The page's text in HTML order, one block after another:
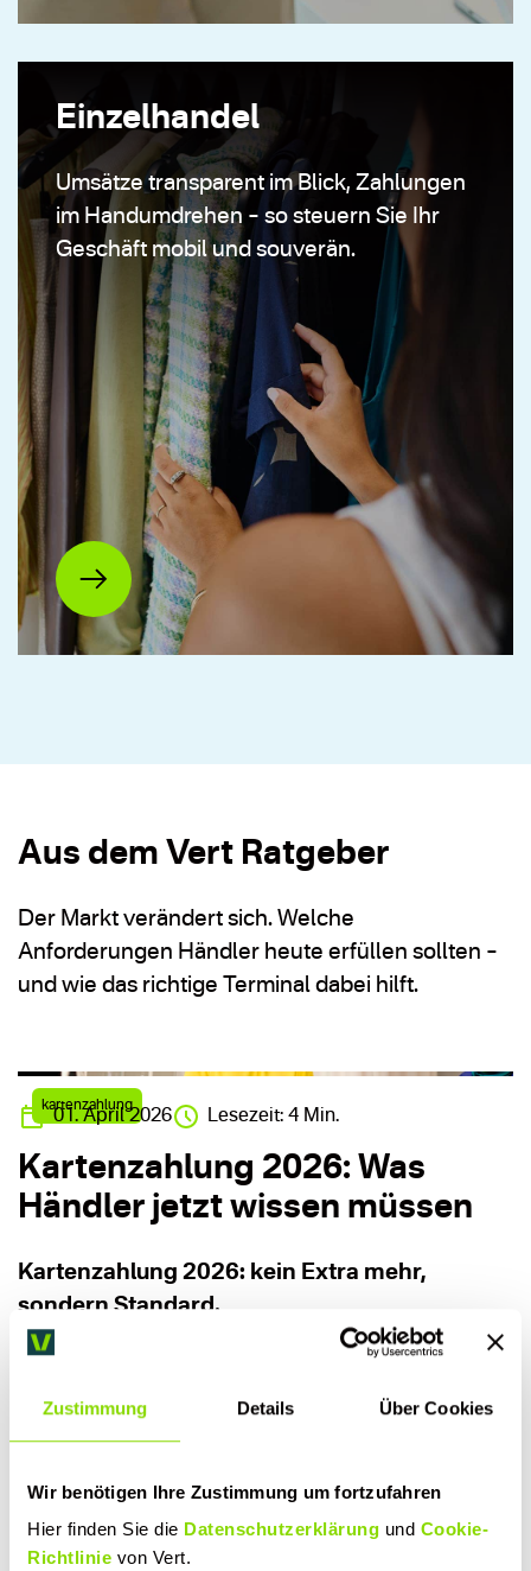
Zustimmung Details Über Cookies
Wir benötigen Ihre Zustimmung um fortzufahren
Hier finden Sie die Datenschutzerklärung und Cookie-
Richtlinie von Vert.
Einzelhandel
Umsätze transparent im Blick, Zahlungen
im Handumdrehen – so steuern Sie Ihr
Geschäft mobil und souverän.
Aus dem Vert Ratgeber
Der Markt verändert sich. Welche
Anforderungen Händler heute erfüllen sollten –
und wie das richtige Terminal dabei hilft.
kartenzahlung
01. April 2026 Lesezeit: 4 Min.
Kartenzahlung 2026: Was
Händler jetzt wissen müssen
Kartenzahlung 2026: kein Extra mehr,
sondern Standard.
Im deutschen Einzelhandel beträgt der
Artikel lesen